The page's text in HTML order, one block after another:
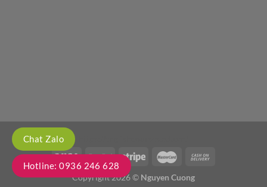
Copyright 2026 © Nguyen Cuong
Chat Zalo
Hotline: 0936 246 628